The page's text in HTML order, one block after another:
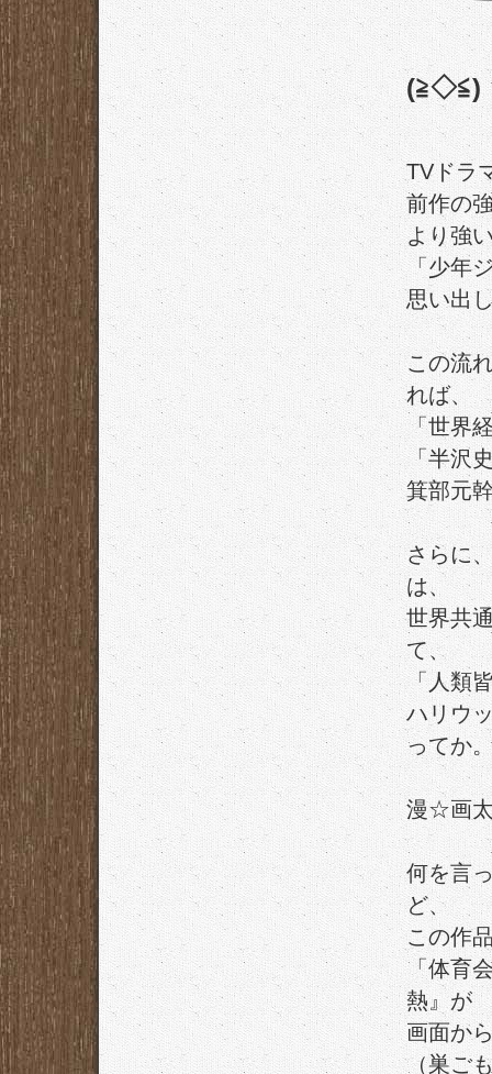
(≧◇≦)
TVドラ
前作の
より強
「少年
思い出
この流
れば、
「世界
「半沢
箕部元
さらに
は、
世界共
て、
「人類
ハリウ
ってか
漫☆画
何を言
ど、
この作
「体育
熱』が
画面か
（巣ご